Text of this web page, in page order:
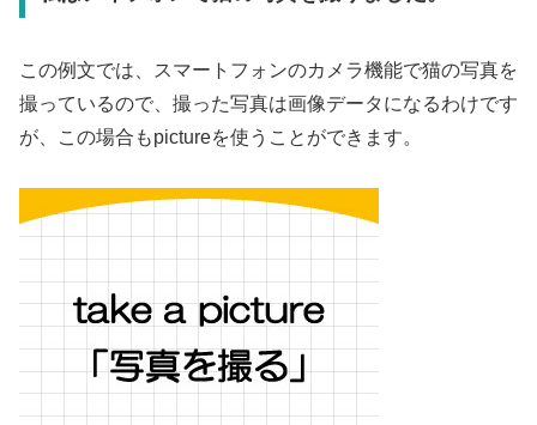
この例文では、スマートフォンのカメラ機能で猫の写真を
撮っているので、撮った写真は画像データになるわけです
が、この場合もpictureを使うことができます。